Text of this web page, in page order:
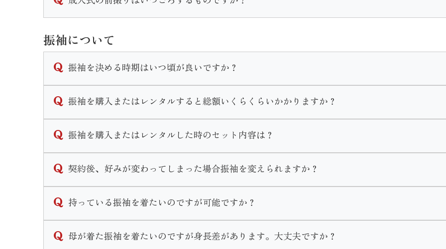
スタジオは予約制となっており年中撮影可能となっておりますので時期や曜日、時間はお客様の御都合に
なお水・木・年末年始は休館日となりますのでご了承くださいませ。
振袖について
振袖を決める時期はいつ頃が良いですか？
当店では高校３年生の夏休み〜春休みの間に決めるお客様が多いです。
決める時期に正解はございませんが早めに動き出すことで豊富な色柄から選べたり、式当日の支度時間が
ます。
振袖を購入またはレンタルすると総額いくらくらいかかりますか？
金額が異なります。
なお、前撮り時の写真代は別途料金となります。
振袖を購入またはレンタルした時のセット内容は？
◆フルセット内容◆
振袖・袋帯・長襦袢・重ね衿・帯揚げ・帯締め・草履・バッグ・ショール・肌着・足袋・着付け小物
契約後、好みが変わってしまった場合振袖を変えられますか？
一定期間経過後の変更につきましては手数料が発生いたします。
期間や手数料についての詳しいお問い合わせは店舗までご連絡くださいませ。
持っている振袖を着たいのですが可能ですか？
近年ではお持ちの振袖の小物等を買い替えリメイクしてお召しになる方も多いです。
母が着た振袖を着たいのですが身長差があります。大丈夫ですか？